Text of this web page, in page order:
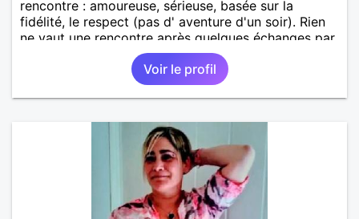
rencontre : amoureuse, sérieuse, basée sur la
fidélité, le respect (pas d' aventure d'un soir). Rien
ne vaut une rencontre après quelques échanges par
messages pour savoir si il y a un feeling entre les
deux et le désir de se revoir. Au plaisir de se
Voir le profil